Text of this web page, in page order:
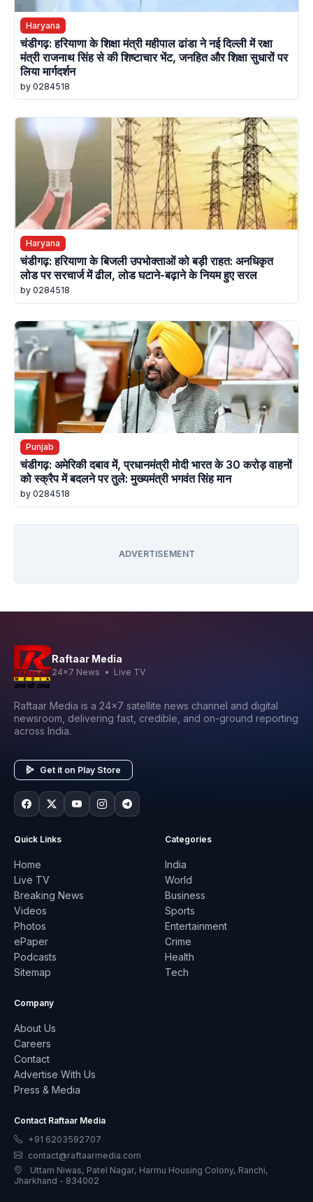
Haryana
चंडीगढ़: हरियाणा के शिक्षा मंत्री महीपाल ढांडा ने नई दिल्ली में रक्षा
मंत्री राजनाथ सिंह से की शिष्टाचार भेंट, जनहित और शिक्षा सुधारों पर
लिया मार्गदर्शन
by 0284518
Haryana
चंडीगढ़: हरियाणा के बिजली उपभोक्ताओं को बड़ी राहत: अनधिकृत
लोड पर सरचार्ज में ढील, लोड घटाने-बढ़ाने के नियम हुए सरल
by 0284518
Punjab
चंडीगढ़: अमेरिकी दबाव में, प्रधानमंत्री मोदी भारत के 30 करोड़ वाहनों
को स्क्रैप में बदलने पर तुले: मुख्यमंत्री भगवंत सिंह मान
by 0284518
ADVERTISEMENT
Raftaar Media
24x7 News • Live TV
Raftaar Media is a 24x7 satellite news channel and digital
newsroom, delivering fast, credible, and on-ground reporting
across India.
Get it on Play Store
Quick Links
Home
Live TV
Breaking News
Videos
Photos
ePaper
Podcasts
Sitemap
Categories
India
World
Business
Sports
Entertainment
Crime
Health
Tech
Company
About Us
Careers
Contact
Advertise With Us
Press & Media
Contact Raftaar Media
+91 6203592707
contact@raftaarmedia.com
Uttam Niwas, Patel Nagar, Harmu Housing Colony, Ranchi,
Jharkhand - 834002